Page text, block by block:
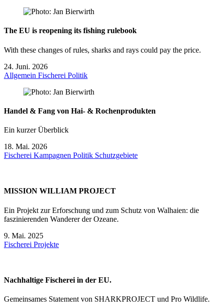
The EU is reopening its fishing rulebook
With these changes of rules, sharks and rays could pay the price.
24. Juni. 2026
Allgemein Fischerei Politik
Handel & Fang von Hai- & Rochenprodukten
Ein kurzer Überblick
18. Mai. 2026
Fischerei Kampagnen Politik Schutzgebiete
MISSION WILLIAM PROJECT
Ein Projekt zur Erforschung und zum Schutz von Walhaien: die
faszinierenden Wanderer der Ozeane.
9. Mai. 2025
Fischerei Projekte
Nachhaltige Fischerei in der EU.
Gemeinsames Statement von SHARKPROJECT und Pro Wildlife.